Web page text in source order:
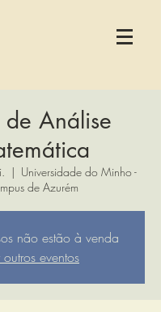
de Análise
  |
Universidade do Minho -
de Azurém
não estão à venda
outros eventos